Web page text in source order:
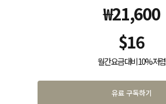
₩21,600
$16
월간 요금 대비 10% 저렴
유료 구독하기